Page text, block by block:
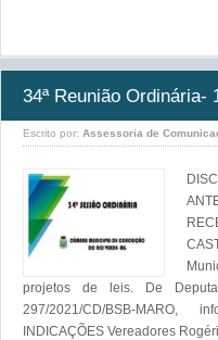
34ª Reunião Ordinária-
Escrito por: Assessoria de
projetos de leis. De
297/2021/CD/BSB-MARO,
INDICAÇÕES Vereadores